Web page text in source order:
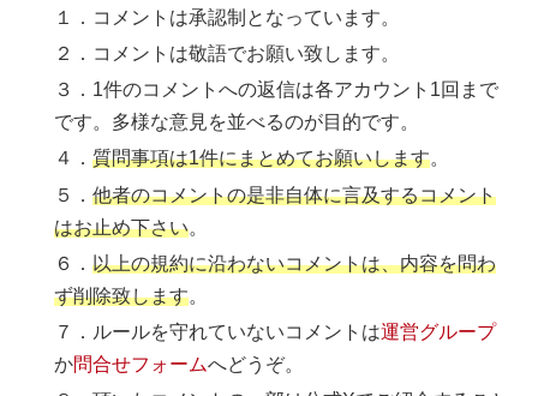
１．コメントは承認制となっています。
２．コメントは敬語でお願い致します。
３．1件のコメントへの返信は各アカウント1回まで
です。多様な意見を並べるのが目的です。
４．質問事項は1件にまとめてお願いします。
５．他者のコメントの是非自体に言及するコメント
はお止め下さい。
６．以上の規約に沿わないコメントは、内容を問わ
ず削除致します。
７．ルールを守れていないコメントは運営グループ
か問合せフォームへどうぞ。